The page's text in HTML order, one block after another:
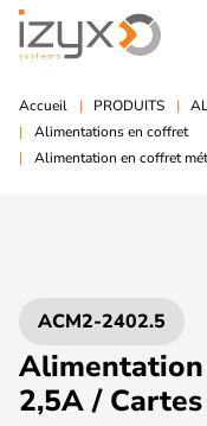
Accueil PRODUITS
Alimentations en coffret
Alimentation en coffret
ACM2-2402.5
Alimentation
2,5A /